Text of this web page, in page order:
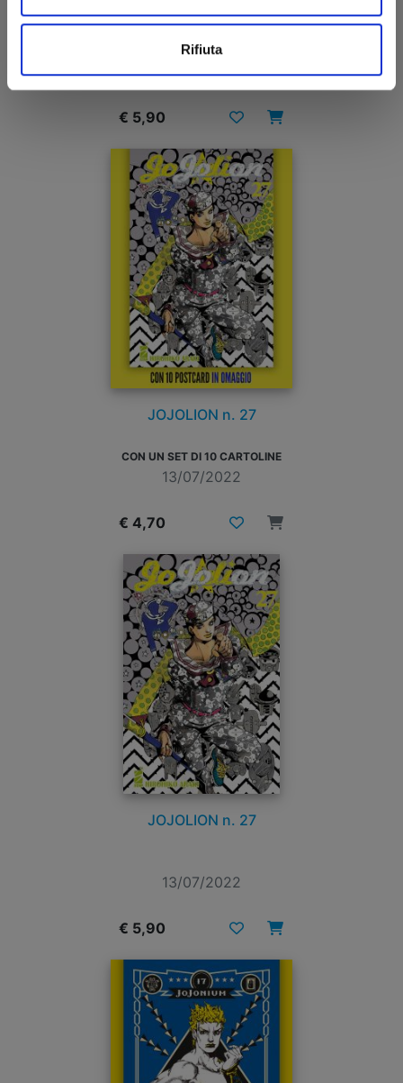
Rifiuta
DIAMOND’S DEMONIC HEARTBREAK n. 1
15/11/2023
€ 5,90
JOJOLION n. 27
CON UN SET DI 10 CARTOLINE
13/07/2022
€ 4,70
JOJOLION n. 27
13/07/2022
€ 5,90